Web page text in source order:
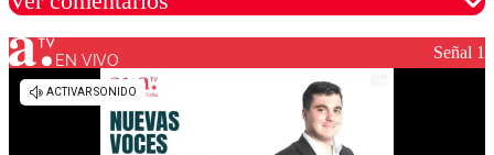
Los comentarios son moderados para garantizar un
diálogo respetuoso.
EN VIVO Señal 1